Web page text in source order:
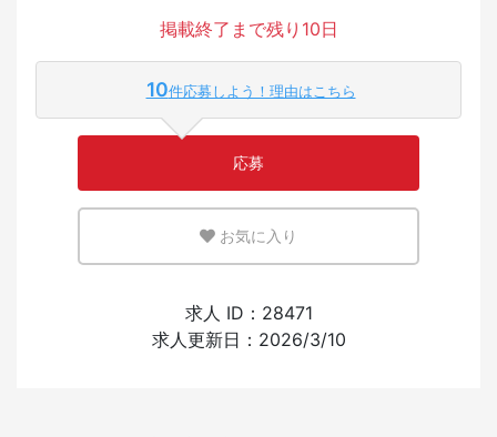
英語または母国語を活かせる環境
少ない 多い
外国人の採用経験
掲載終了まで残り10日
10件応募しよう！理由はこちら
応募
お気に入り
求人 ID：28471
求人更新日：2026/3/10